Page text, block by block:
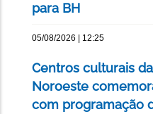
para BH
05/08/2026 | 12:25
Centros culturais
Noroeste
com programação